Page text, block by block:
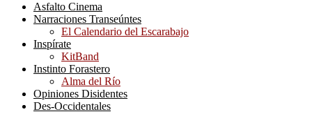
Asfalto Cinema
Narraciones Transeúntes
El Calendario del Escarabajo
Inspírate
KitBand
Instinto Forastero
Alma del Río
Opiniones Disidentes
Des-Occidentales